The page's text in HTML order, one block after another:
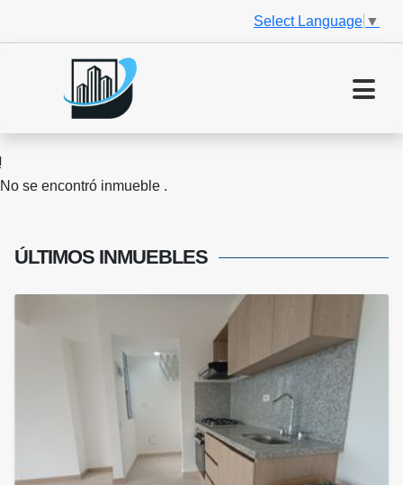
Select Language ▼
No se encontró inmueble .
ÚLTIMOS INMUEBLES